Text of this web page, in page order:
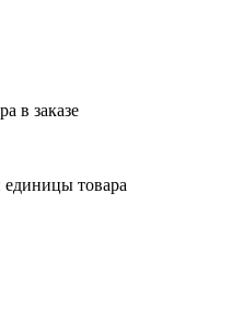
в заказе
товара